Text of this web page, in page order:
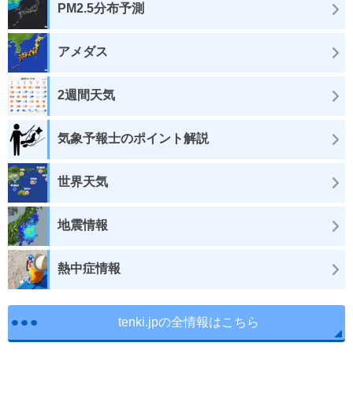
PM2.5分布予測
アメダス
2週間天気
気象予報士のポイント解説
世界天気
地震情報
熱中症情報
tenki.jpの全情報はこちら